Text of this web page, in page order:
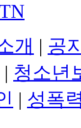
개 | 공
| 청소년
| 성폭